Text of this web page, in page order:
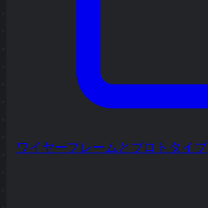
ワイヤーフレームとプロトタイプ